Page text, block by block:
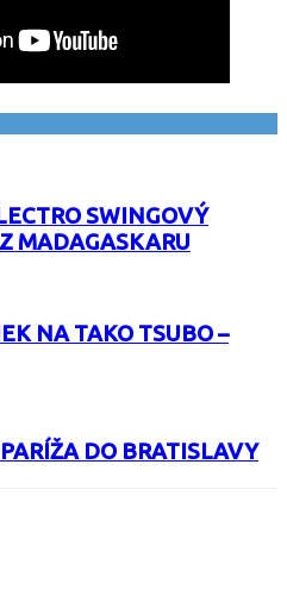
SWINGOVÝ
MADAGASKARU
NA TAKO TSUBO –
DO BRATISLAVY